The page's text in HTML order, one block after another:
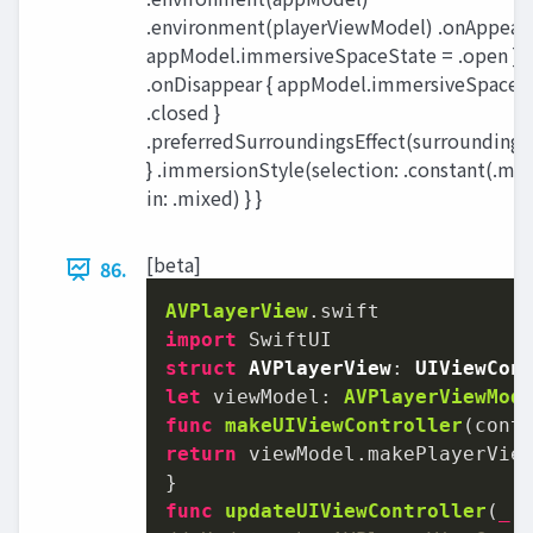
.environment(playerViewModel) .onAppear
appModel.immersiveSpaceState = .open }
.onDisappear {
.closed }
} .immersionStyle(selection:
in: .mixed) } }
86. [beta]
AVPlayerView
import
struct AVPlayerView:
let viewModel:
func makeUIViewController (
return
func
updateUIViewController (